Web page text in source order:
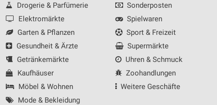
Drogerie & Parfümerie
Elektromärkte
Garten & Pflanzen
Gesundheit & Ärzte
Getränkemärkte
Kaufhäuser
Möbel & Wohnen
Mode & Bekleidung
Sonderposten
Spielwaren
Sport & Freizeit
Supermärkte
Uhren & Schmuck
Zoohandlungen
Weitere Geschäfte